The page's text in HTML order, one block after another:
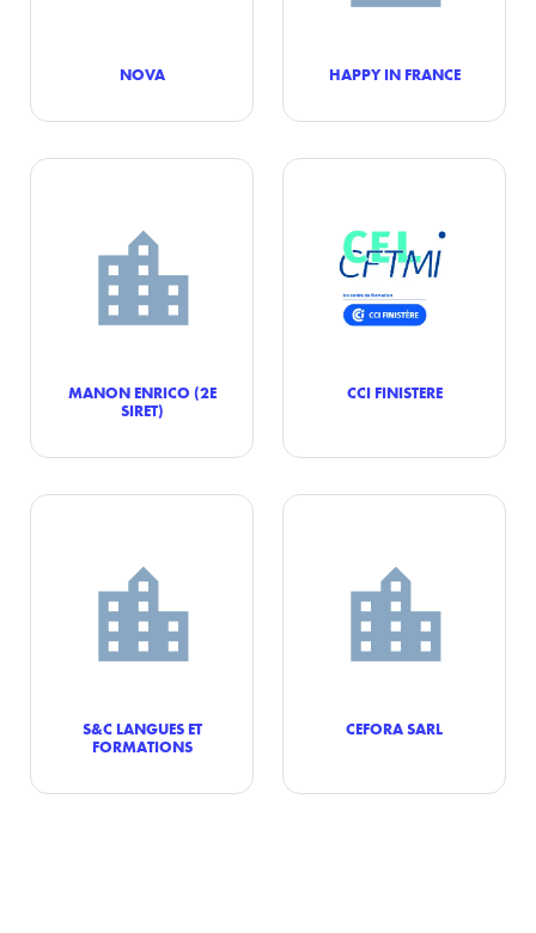
NOVA HAPPY IN FRANCE
MANON ENRICO (2E
SIRET)
CCI FINISTERE
S&C LANGUES ET
FORMATIONS
CEFORA SARL